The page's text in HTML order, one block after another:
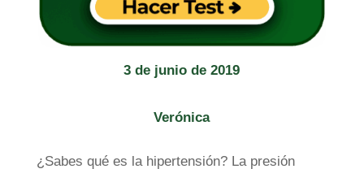
3 de junio de 2019
Verónica
¿Sabes qué es la hipertensión? La presión